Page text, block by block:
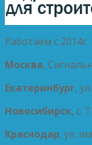
Работаем с
Москва,
Екатеринбург,
Новосибирск, с.
Краснодар, ул.